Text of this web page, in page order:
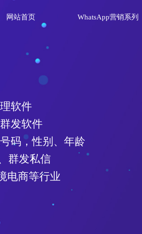
网站首页 WhatsApp营销系列
统中使用